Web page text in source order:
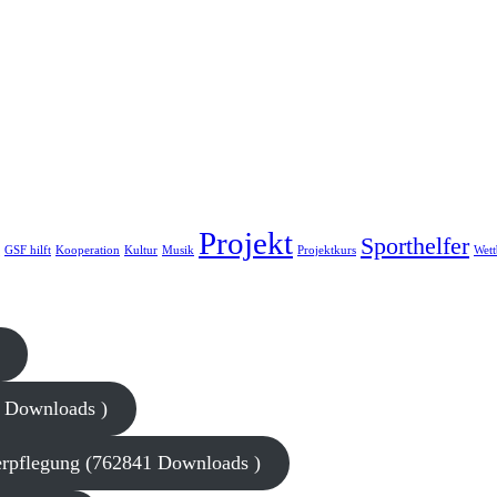
GSF hilft Kooperation Kultur Musik Projekt Projektkurs Sporthelfer
)
(762841 Downloads )